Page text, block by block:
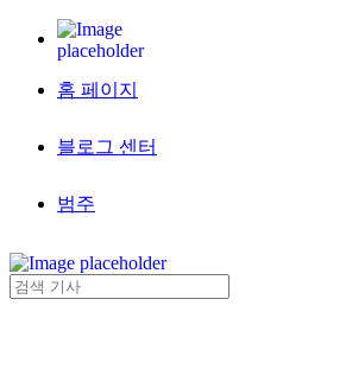
홈 페이지
블로그 센터
범주